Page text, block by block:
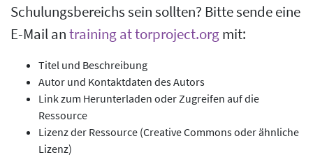
Schulungsbereichs sein sollten? Bitte sende eine
E-Mail antraining at torproject.orgmit:
Titel und Beschreibung
Autor und Kontaktdaten des Autors
Link zum Herunterladen oder Zugreifen auf die
Ressource
Lizenz der Ressource (Creative Commons oder ähnliche
Lizenz)